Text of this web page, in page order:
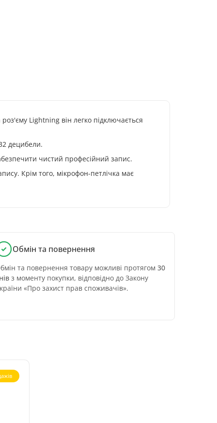
Lightning він легко підключається
децибели.
чистий професійний запис.
Крім того, мікрофон-петлічка має
Обмін та повернення
та повернення товару можливі протягом 30
з моменту покупки, відповідно до Закону
«Про захист прав споживачів».